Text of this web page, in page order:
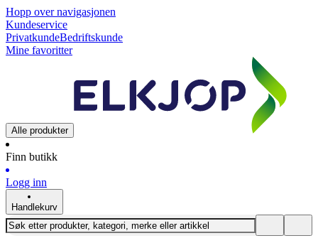
Hopp over navigasjonen
Kundeservice
PrivatkundeBedriftskunde
Mine favoritter
Alle produkter
Finn butikk
Logg inn
Handlekurv